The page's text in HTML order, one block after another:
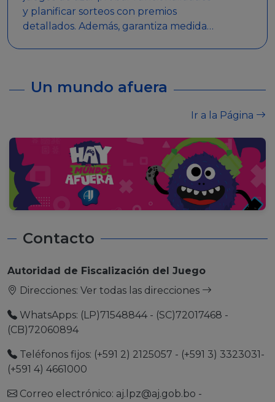
y planificar sorteos con premios
detallados. Además, garantiza medidas
Un mundo afuera
Ir a la Página
Contacto
Autoridad de Fiscalización del Juego
Direcciones: Ver todas las direcciones
WhatsApps: (LP)71548844 - (SC)72017468 -
(CB)72060894
Teléfonos fijos: (+591 2) 2125057 - (+591 3) 3323031-
(+591 4) 4661000
Correo electrónico: aj.lpz@aj.gob.bo -